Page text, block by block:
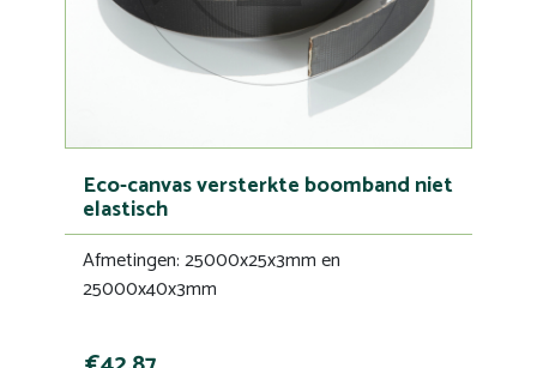
Eco-canvas versterkte boomband niet
elastisch
Afmetingen: 25000x25x3mm en
25000x40x3mm